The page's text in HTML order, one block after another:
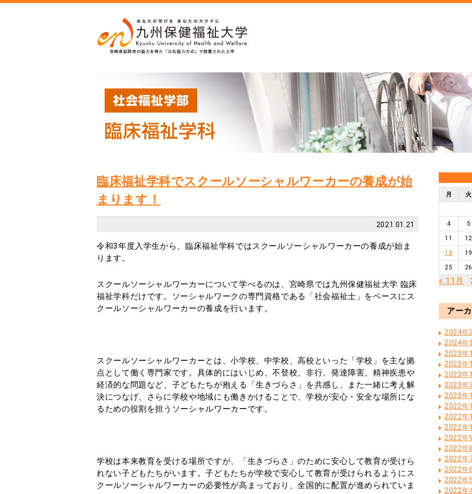
臨床福祉学科でスクールソーシャルワーカーの養成が始
まります！
2021.01.21
令和3年度入学生から、臨床福祉学科ではスクールソーシャルワーカーの養成が始ま
ります。
スクールソーシャルワーカーについて学べるのは、宮崎県では九州保健福祉大学 臨床
福祉学科だけです。ソーシャルワークの専門資格である「社会福祉士」をベースにス
クールソーシャルワーカーの養成を行います。
スクールソーシャルワーカーとは、小学校、中学校、高校といった「学校」を主な拠
点として働く専門家です。具体的にはいじめ、不登校、非行、発達障害、精神疾患や
経済的な問題など、子どもたちが抱える「生きづらさ」を共感し、また一緒に考え解
決につなげ、さらに学校や地域にも働きかけることで、学校が安心・安全な場所にな
るための役割を担うソーシャルワーカーです。
学校は本来教育を受ける場所ですが、「生きづらさ」のために安心して教育が受けら
れない子どもたちがいます。子どもたちが学校で安心して教育が受けられるようにス
クールソーシャルワーカーの必要性が高まっており、全国的に配置が進められていま
月 火
4 5
11 12
18 19
25 26
« 11月
アー
2024年
2024年
2023年
2023年
2023年
2023年
2023年
2022年
2022年
2022年
2022年
2022年
2022年
2022年
2022年
2022年